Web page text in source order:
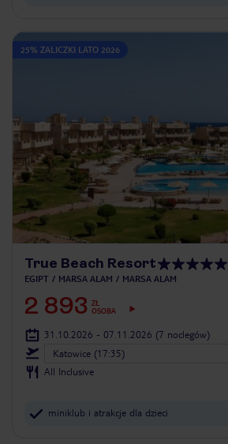
25% ZALICZKI LATO 2026
True Beach Resort
EGIPT MARSA ALAM MARSA ALAM
2 893 ZŁ
OSOBA
31.10.2026 - 07.11.2026 (7 noclegów)
Katowice (17:35)
All Inclusive
miniklub i atrakcje dla dzieci